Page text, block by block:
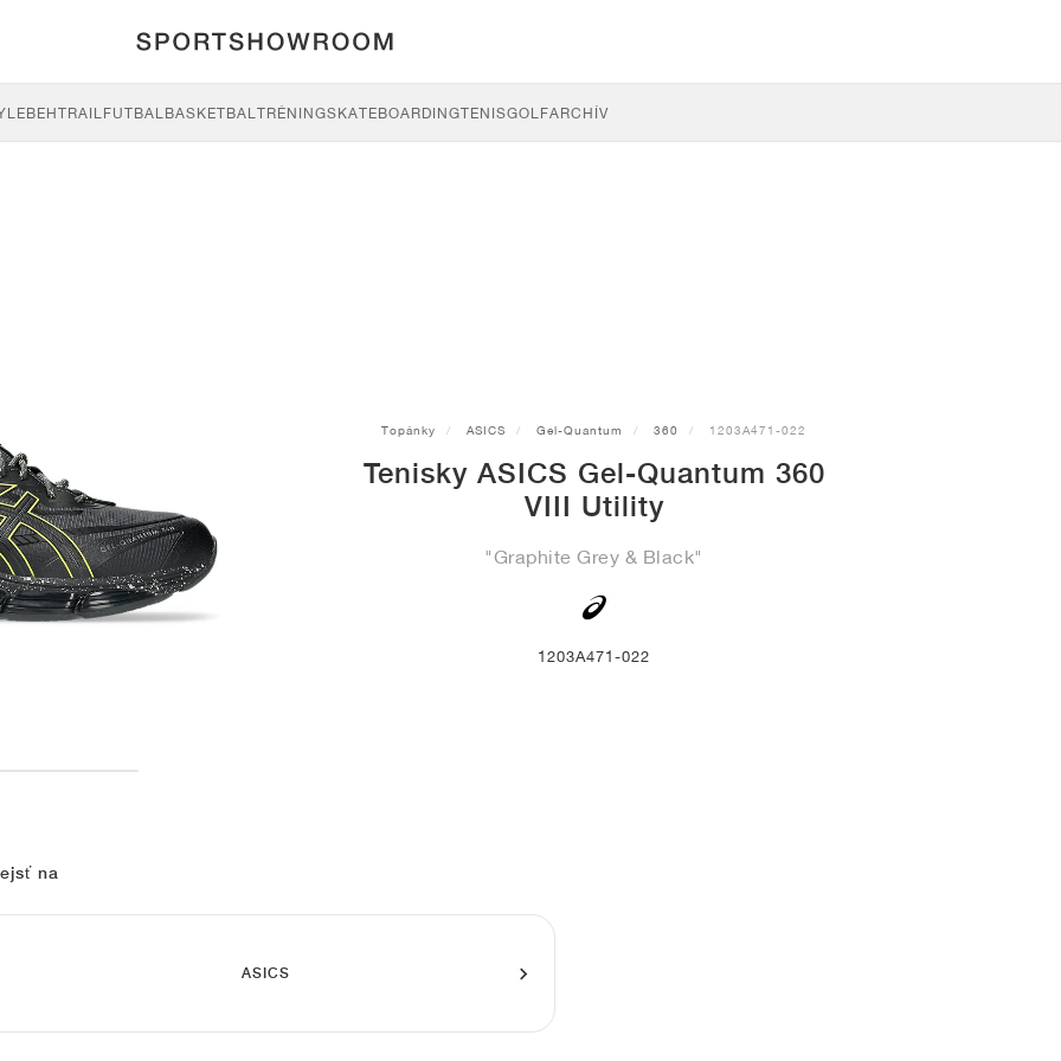
BEHTRAILFUTBALBASKETBALTRÉNINGSKATEBOARDINGTENISGOLFARCHÍV
Topánky ASICS Gel-Quantum 360 1203A471-022
Tenisky ASICS Gel-Quantum 360
VIII Utility
"Graphite Grey & Black"
1203A471-022
na
ASICS